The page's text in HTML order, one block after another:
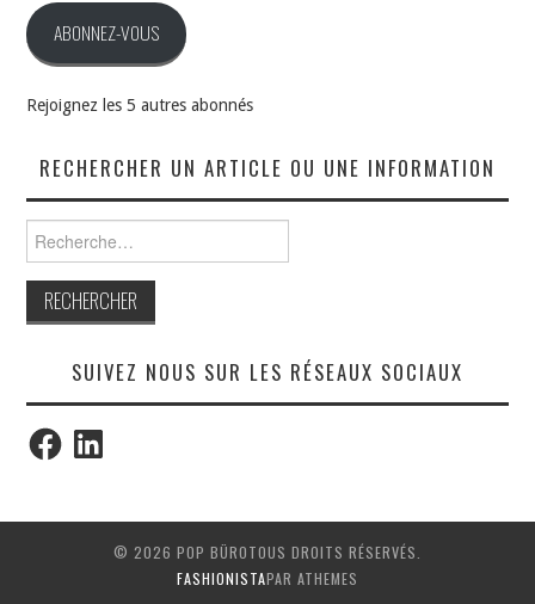
ABONNEZ-VOUS
Rejoignez les 5 autres abonnés
RECHERCHER UN ARTICLE OU UNE INFORMATION
SUIVEZ NOUS SUR LES RÉSEAUX SOCIAUX
FacebookLinkedIn
© 2026 POP BÜROTOUS DROITS RÉSERVÉS.
FASHIONISTAPAR ATHEMES